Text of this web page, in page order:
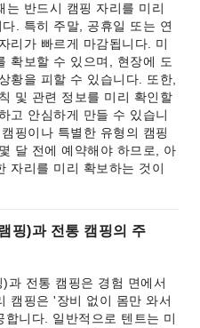
는 반드시 캠핑 자리를 미리
. 특히 주말, 공휴일 또는 연
리가 빠르게 마감됩니다. 미
확보할 수 있으며, 현장에 도
황을 피할 수 있습니다. 또한,
및 관련 정보를 미리 확인할
고 안심하게 만들 수 있습니
핑이나 특별한 유형의 캠핑
달 전에 예약해야 하므로, 아
자리를 미리 확보하는 것이
핑)과 전통 캠핑의 주
과 전통 캠핑은 경험 면에서
캠핑은 '장비 없이 몸만 와서
니다. 일반적으로 텐트는 미